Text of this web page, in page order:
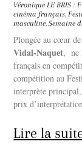
Véronique LE BRIS /
cinéma français,
masculine,Semaine
Plongée au cœur
Vidal-Naquet, ne
français en
compétition au
interprète
prix
Lire la